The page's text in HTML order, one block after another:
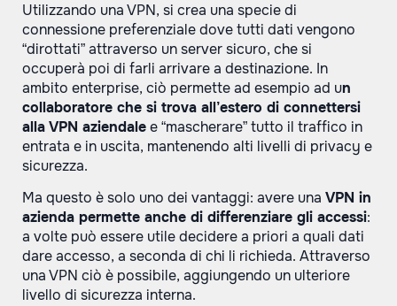
Utilizzando una VPN, si crea una specie di
connessione preferenziale dove tutti dati vengono
“dirottati” attraverso un server sicuro, che si
occuperà poi di farli arrivare a destinazione. In
ambito enterprise, ciò permette ad esempio ad un
collaboratore che si trova all’estero di connettersi
alla VPN aziendalee “mascherare” tutto il traffico in
entrata e in uscita, mantenendo alti livelli di privacy e
sicurezza.
Ma questo è solo uno dei vantaggi: avere una VPN in
azienda permette anche di differenziare gli accessi:
a volte può essere utile decidere a priori a quali dati
dare accesso, a seconda di chi li richieda. Attraverso
una VPN ciò è possibile, aggiungendo un ulteriore
livello di sicurezza interna.